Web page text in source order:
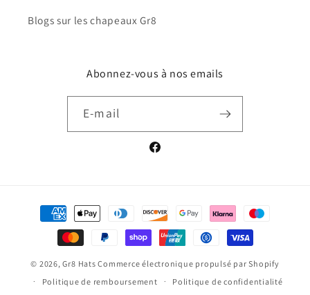
Blogs sur les chapeaux Gr8
Abonnez-vous à nos emails
E-mail
Facebook
Moyens
paiement
© 2026,Gr8 Hats Commerce électronique propulsé par Shopify
Politique de remboursement
Politique de confidentialité